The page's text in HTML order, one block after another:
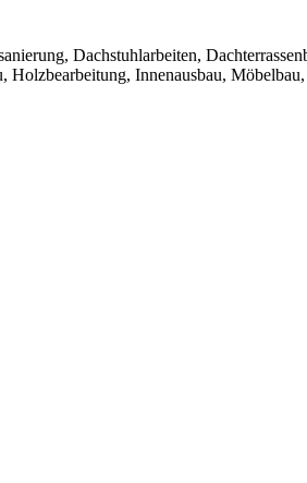
Dachstuhlarbeiten,
Holzbearbeitung, Innenausbau, Möbelbau,